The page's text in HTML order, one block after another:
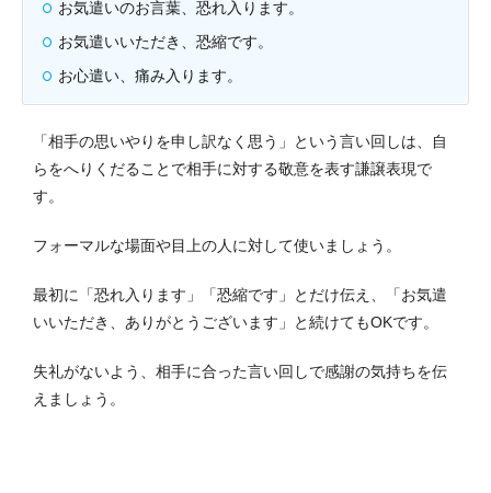
お気遣いのお言葉、恐れ入ります。
お気遣いいただき、恐縮です。
お心遣い、痛み入ります。
「相手の思いやりを申し訳なく思う」という言い回しは、自
らをへりくだることで相手に対する敬意を表す謙譲表現で
す。
フォーマルな場面や目上の人に対して使いましょう。
最初に「恐れ入ります」「恐縮です」とだけ伝え、「お気遣
いいただき、ありがとうございます」と続けてもOKです。
失礼がないよう、相手に合った言い回しで感謝の気持ちを伝
えましょう。